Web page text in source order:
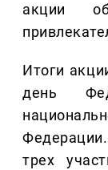
акции
Итоги
день
трех